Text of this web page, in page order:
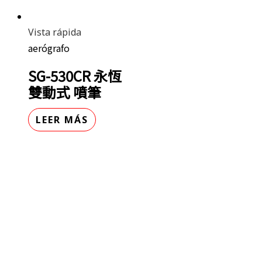
Vista rápida
aerógrafo
SG-530CR 永恆
雙動式 噴筆
LEER MÁS